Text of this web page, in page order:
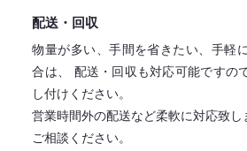
配送・回収
物量が多い、手間を省きたい、手軽
合は、
配送・回収も対応可能ですの
し付けください。
営業時間外の配送など柔軟に対応致し
ご相談ください。